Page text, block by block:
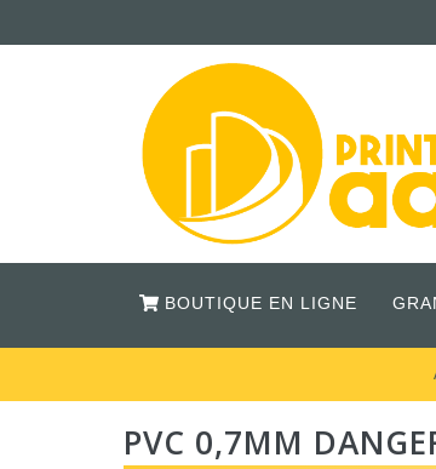
BOUTIQUE EN LIGNE
PVC 0,7MM